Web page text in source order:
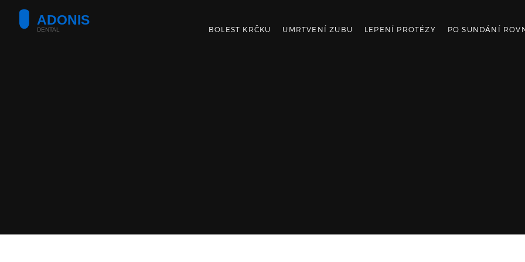
BOLEST KRČKU UMRTVENÍ ZUBU LEPENÍ PROTÉZY PO SUNDÁNÍ